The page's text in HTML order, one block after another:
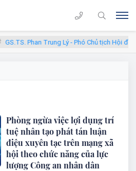
GS.TS. Phan Trung Lý - Phó Chủ tịch Hội đồng
Phòng ngừa việc lợi dụng trí
tuệ nhân tạo phát tán luận
điệu xuyên tạc trên mạng xã
hội theo chức năng của lực
lượng Công an nhân dân